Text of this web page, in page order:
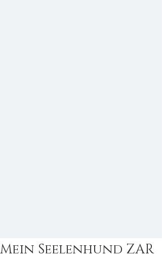
Mein Seelenhund ZAR